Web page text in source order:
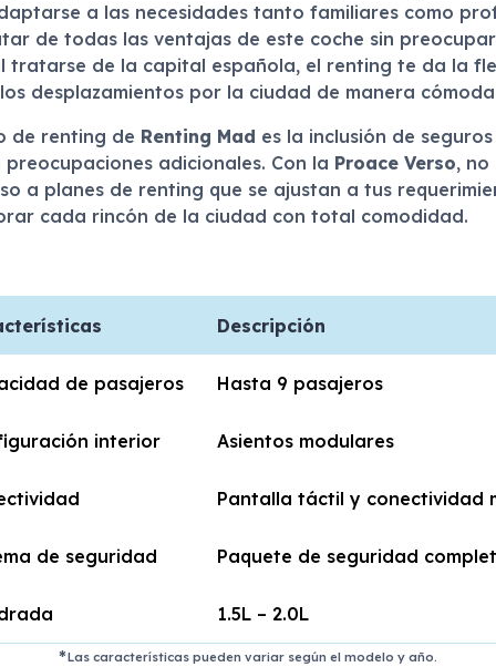
a las necesidades tanto familiares como
de todas las ventajas de este coche sin
tratarse de la capital española, el renting te da la
desplazamientos por la ciudad de manera
de renting de Renting Mad es la inclusión de
adicionales. Con la Proace Verso,
a planes de renting que se ajustan a tus
cada rincón de la ciudad con total comodidad.
Descripción
de pasajeros Hasta 9 pasajeros
interior Asientos modulares
Pantalla táctil y conectividad
de seguridad Paquete de seguridad
1.5L – 2.0L
Las características pueden variar según el modelo y año.